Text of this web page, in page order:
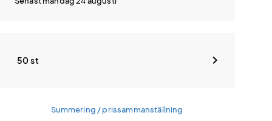
50 st
Summering / prissammanställning